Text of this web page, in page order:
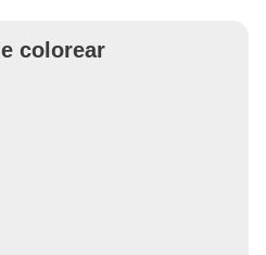
colorear